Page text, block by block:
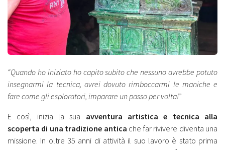
“Quando ho iniziato ho capito subito che nessuno avrebbe potuto
insegnarmi la tecnica, avrei dovuto rimboccarmi le maniche e
fare come gli esploratori, imparare un passo per volta!”
E così, inizia la sua avventura artistica e tecnica alla
scoperta di una tradizione antica che far rivivere diventa una
missione. In oltre 35 anni di attività il suo lavoro è stato prima